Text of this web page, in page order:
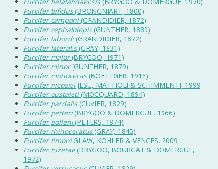
Furcifer bifidus(BRONGNIART, 1800)
Furcifer campani(GRANDIDIER, 1872)
Furcifer cephalolepis(GÜNTHER, 1880)
Furcifer labordi(GRANDIDIER, 1872)
Furcifer lateralis(GRAY, 1831)
Furcifer major(BRYGOO, 1971)
Furcifer minor(GÜNTHER, 1879)
Furcifer monoceras(BOETTGER, 1913)
Furcifer nicosiaiJESU, MATTIOLI & SCHIMMENTI, 1999
Furcifer oustaleti(MOCQUARD, 1894)
Furcifer pardalis(CUVIER, 1829)
Furcifer petteri(BRYGOO & DOMERGUE, 1966)
Furcifer polleni(PETERS, 1874)
Furcifer rhinoceratus(GRAY, 1845)
Furcifer timoniGLAW, KÖHLER & VENCES, 2009
Furcifer tuzetae(BRYGOO, BOURGAT & DOMERGUE,
1972)